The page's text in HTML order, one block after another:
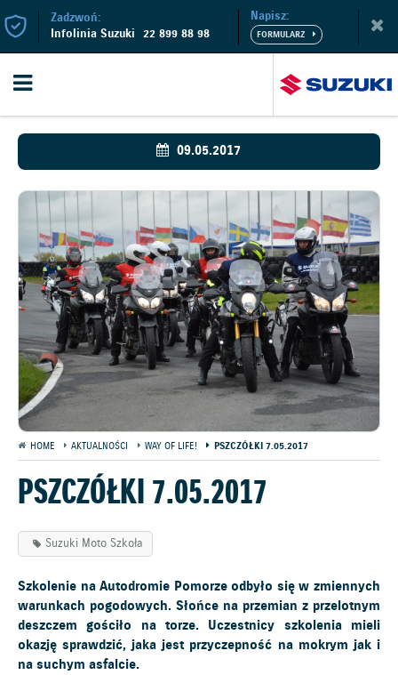
Zadzwoń:
Infolinia Suzuki 22 899 88 98
Napisz:
09.05.2017
HOME AKTUALNOŚCI WAY OF LIFE! PSZCZÓŁKI 7.05.2017
PSZCZÓŁKI 7.05.2017
Suzuki Moto Szkoła
Szkolenie na Autodromie Pomorze odbyło się w zmiennych
warunkach pogodowych. Słońce na przemian z przelotnym
deszczem gościło na torze. Uczestnicy szkolenia mieli
okazję sprawdzić, jaka jest przyczepność na mokrym jak i
na suchym asfalcie.